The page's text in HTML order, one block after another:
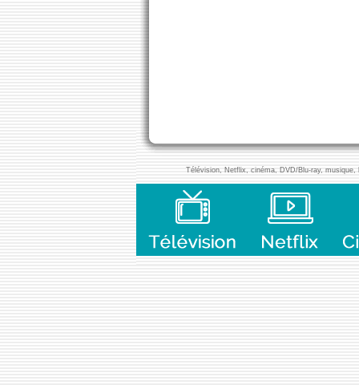
Télévision, Netflix, cinéma, DVD/Blu-ray,